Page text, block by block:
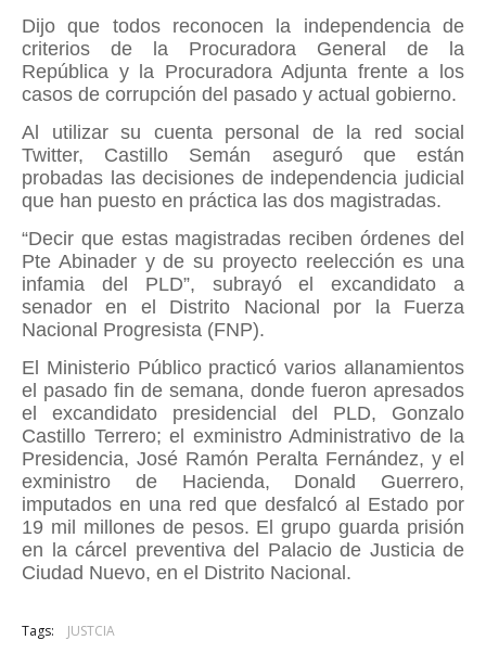
Dijo que todos reconocen la independencia de
criterios de la Procuradora General de la
República y la Procuradora Adjunta frente a los
casos de corrupción del pasado y actual gobierno.
Al utilizar su cuenta personal de la red social
Twitter, Castillo Semán aseguró que están
probadas las decisiones de independencia judicial
que han puesto en práctica las dos magistradas.
“Decir que estas magistradas reciben órdenes del
Pte Abinader y de su proyecto reelección es una
infamia del PLD”, subrayó el excandidato a
senador en el Distrito Nacional por la Fuerza
Nacional Progresista (FNP).
El Ministerio Público practicó varios allanamientos
el pasado fin de semana, donde fueron apresados
el excandidato presidencial del PLD, Gonzalo
Castillo Terrero; el exministro Administrativo de la
Presidencia, José Ramón Peralta Fernández, y el
exministro de Hacienda, Donald Guerrero,
imputados en una red que desfalcó al Estado por
19 mil millones de pesos. El grupo guarda prisión
en la cárcel preventiva del Palacio de Justicia de
Ciudad Nuevo, en el Distrito Nacional.
Tags: JUSTCIA